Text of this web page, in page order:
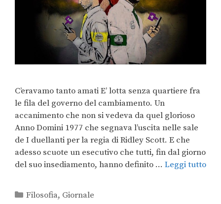
C’eravamo tanto amati E’ lotta senza quartiere fra
le fila del governo del cambiamento. Un
accanimento che non si vedeva da quel glorioso
Anno Domini 1977 che segnava l’uscita nelle sale
de I duellanti per la regia di Ridley Scott. E che
adesso scuote un esecutivo che tutti, fin dal giorno
del suo insediamento, hanno definito … Leggi tutto
Filosofia, Giornale